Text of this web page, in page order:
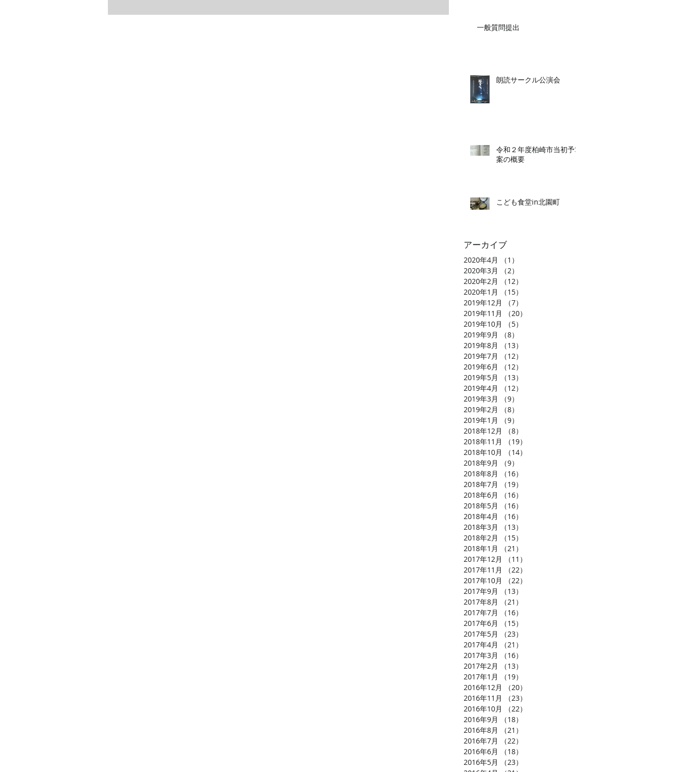
一般質問提出
朗読サークル公演会
令和２年度柏崎市当初予算
案の概要
こども食堂in北園町
アーカイブ
2020年4月 （1）
2020年3月
（2）
2020年2月
（12）
2020年1月
（15）
2019年12月
（7）
2019年11月
（20）
2019年10月
（5）
2019年9月
（8）
2019年8月
（13）
2019年7月
（12）
2019年6月
（12）
2019年5月
（13）
2019年4月
（12）
2019年3月
（9）
2019年2月
（8）
2019年1月
（9）
2018年12月
（8）
2018年11月
（19）
2018年10月
（14）
2018年9月
（9）
2018年8月
（16）
2018年7月
（19）
2018年6月
（16）
2018年5月
（16）
2018年4月
（16）
2018年3月
（13）
2018年2月
（15）
2018年1月
（21）
2017年12月
（11）
2017年11月
（22）
2017年10月
（22）
2017年9月
（13）
2017年8月
（21）
2017年7月
（16）
2017年6月
（15）
2017年5月
（23）
2017年4月
（21）
2017年3月
（16）
2017年2月
（13）
2017年1月
（19）
2016年12月
（20）
2016年11月
（23）
2016年10月
（22）
2016年9月
（18）
2016年8月
（21）
2016年7月
（22）
2016年6月
（18）
2016年5月
（23）